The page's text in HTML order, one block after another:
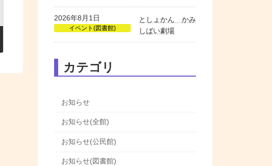
2026年8月1日
イベント(図書館)
としょかん かみ
しばい劇場
カテゴリ
お知らせ
お知らせ(全館)
お知らせ(公民館)
お知らせ(図書館)